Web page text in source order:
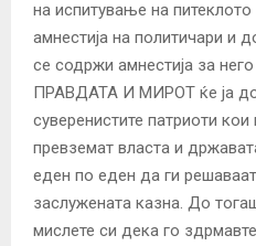
на испитување на
амнестија на политичари и
се содржи амнестија за
ПРАВДАТА И МИРОТ ќе ја
суверенистите патриоти кои
превземат власта и
еден по еден да ги
заслужената казна. До
мислете си дека го